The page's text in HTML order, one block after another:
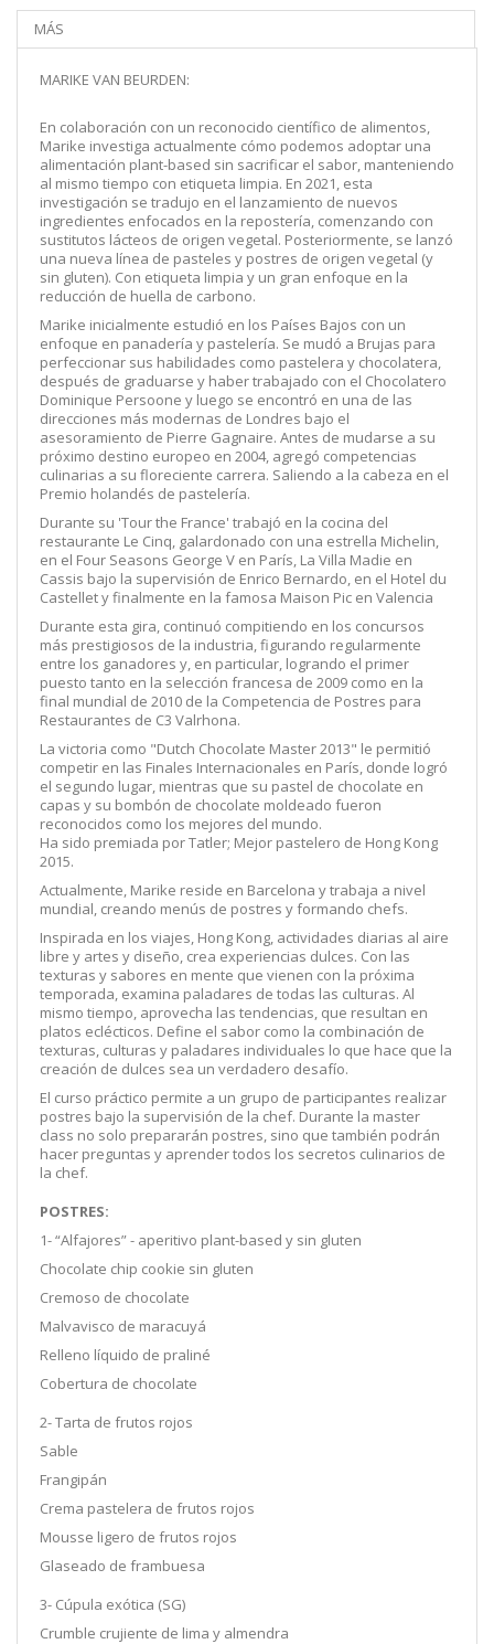
MÁS
MARIKE VAN BEURDEN:
En colaboración con un reconocido científico de alimentos,
Marike investiga actualmente cómo podemos adoptar una
alimentación plant-based sin sacrificar el sabor, manteniendo
al mismo tiempo con etiqueta limpia. En 2021, esta
investigación se tradujo en el lanzamiento de nuevos
ingredientes enfocados en la repostería, comenzando con
sustitutos lácteos de origen vegetal. Posteriormente, se lanzó
una nueva línea de pasteles y postres de origen vegetal (y
sin gluten). Con etiqueta limpia y un gran enfoque en la
reducción de huella de carbono.
Marike inicialmente estudió en los Países Bajos con un
enfoque en panadería y pastelería. Se mudó a Brujas para
perfeccionar sus habilidades como pastelera y chocolatera,
después de graduarse y haber trabajado con el Chocolatero
Dominique Persoone y luego se encontró en una de las
direcciones más modernas de Londres bajo el
asesoramiento de Pierre Gagnaire. Antes de mudarse a su
próximo destino europeo en 2004, agregó competencias
culinarias a su floreciente carrera. Saliendo a la cabeza en el
Premio holandés de pastelería.
Durante su 'Tour the France' trabajó en la cocina del
restaurante Le Cinq, galardonado con una estrella Michelin,
en el Four Seasons George V en París, La Villa Madie en
Cassis bajo la supervisión de Enrico Bernardo, en el Hotel du
Castellet y finalmente en la famosa Maison Pic en Valencia
Durante esta gira, continuó compitiendo en los concursos
más prestigiosos de la industria, figurando regularmente
entre los ganadores y, en particular, logrando el primer
puesto tanto en la selección francesa de 2009 como en la
final mundial de 2010 de la Competencia de Postres para
Restaurantes de C3 Valrhona.
La victoria como "Dutch Chocolate Master 2013" le permitió
competir en las Finales Internacionales en París, donde logró
el segundo lugar, mientras que su pastel de chocolate en
capas y su bombón de chocolate moldeado fueron
reconocidos como los mejores del mundo.
Ha sido premiada por Tatler; Mejor pastelero de Hong Kong
2015.
Actualmente, Marike reside en Barcelona y trabaja a nivel
mundial, creando menús de postres y formando chefs.
Inspirada en los viajes, Hong Kong, actividades diarias al aire
libre y artes y diseño, crea experiencias dulces. Con las
texturas y sabores en mente que vienen con la próxima
temporada, examina paladares de todas las culturas. Al
mismo tiempo, aprovecha las tendencias, que resultan en
platos eclécticos. Define el sabor como la combinación de
texturas, culturas y paladares individuales lo que hace que la
creación de dulces sea un verdadero desafío.
El curso práctico permite a un grupo de participantes realizar
postres bajo la supervisión de la chef. Durante la master
class no solo prepararán postres, sino que también podrán
hacer preguntas y aprender todos los secretos culinarios de
la chef.
POSTRES:
1- “Alfajores” - aperitivo plant-based y sin gluten
Chocolate chip cookie sin gluten
Cremoso de chocolate
Malvavisco de maracuyá
Relleno líquido de praliné
Cobertura de chocolate
2- Tarta de frutos rojos
Sable
Frangipán
Crema pastelera de frutos rojos
Mousse ligero de frutos rojos
Glaseado de frambuesa
3- Cúpula exótica (SG)
Crumble crujiente de lima y almendra